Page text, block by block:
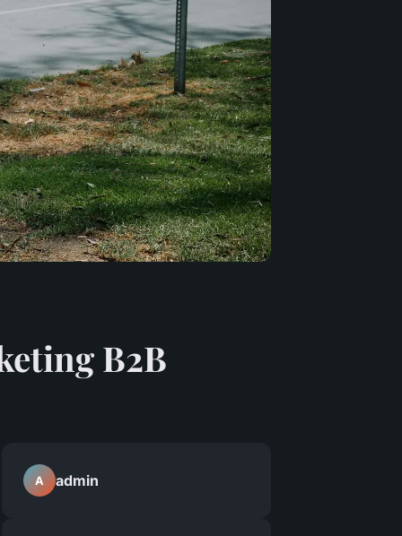
B2B
A admin